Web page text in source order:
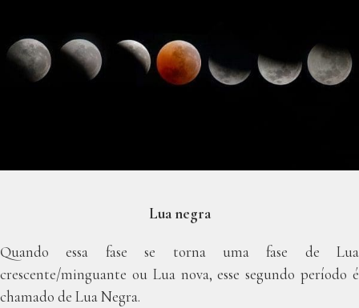
Lua negra
Quando essa fase se torna uma fase de Lua
crescente/minguante ou Lua nova, esse segundo período é
chamado de Lua Negra.